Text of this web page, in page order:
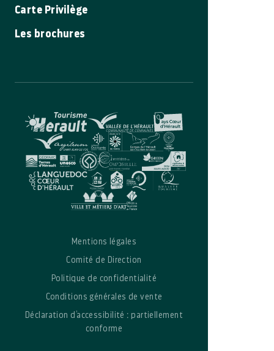
Carte Privilège
Les brochures
Mentions légales
Comité de Direction
Politique de confidentialité
Conditions générales de vente
Déclaration d’accessibilité : partiellement
conforme